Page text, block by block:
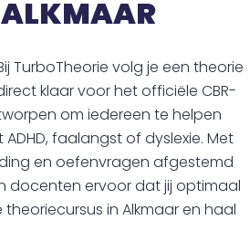
ALKMAAR
TurboTheorie volg je een theorie
klaar voor het officiële CBR-
om iedereen te helpen
faalangst of dyslexie. Met
en oefenvragen afgestemd
docenten ervoor dat jij optimaal
in Alkmaar en haal